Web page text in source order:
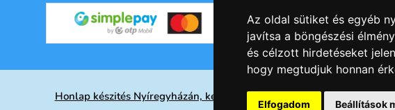
Az oldal sütiket és egyéb
javítsa a böngészési
és célzott hirdetéseket
hogy megtudjuk honnan
Elfogadom Beállítások
Honlap készités Nyíregyházán, keresőoptimalizálás eredményesen